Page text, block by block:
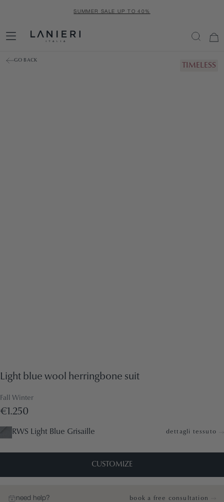
SUMMER SALE UP TO 40%
GO BACK
TIMELESS
Light blue wool herringbone suit
Fall Winter
€1.250
RWS Light Blue Grisaille dettagli tessuto
CUSTOMIZE
need help? book a free consultation